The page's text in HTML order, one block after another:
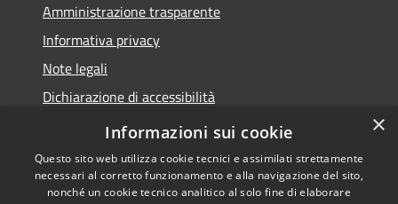
Amministrazione trasparente
Informativa privacy
Note legali
Dichiarazione di accessibilità
Piano di miglioramento del sito
×
Informazioni sui cookie
Questo sito web utilizza cookie tecnici e assimilati strettamente
necessari al corretto funzionamento e alla navigazione del sito,
nonché un cookie tecnico analitico al solo fine di elaborare